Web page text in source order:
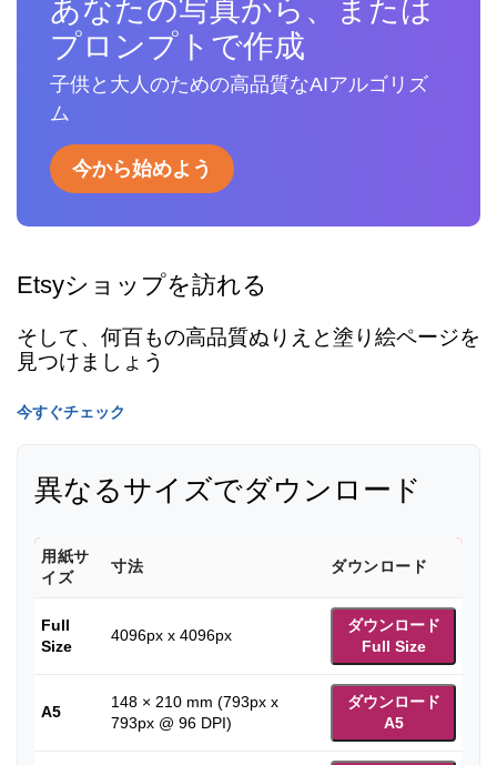
あなたの写真から、または
プロンプトで作成
子供と大人のための高品質なAIアルゴリズ
ム
今から始めよう
Etsyショップを訪れる
そして、何百もの高品質ぬりえと塗り絵ページを
見つけましょう
今すぐチェック
異なるサイズでダウンロード
用紙サ
イズ
寸法 ダウンロード
Full
Size
4096px x 4096px
ダウンロード
Full Size
A5
148 × 210 mm (793px x
793px @ 96 DPI)
ダウンロード
A5